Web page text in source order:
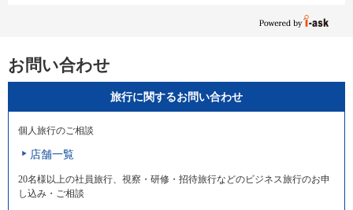
お問い合わせ
旅行に関するお問い合わせ
個人旅行のご相談
店舗一覧
20名様以上の社員旅行、視察・研修・招待旅行などのビジネス旅行のお申
し込み・ご相談